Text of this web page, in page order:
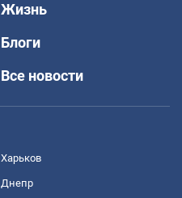
Жизнь
Блоги
Все новости
Харьков
Днепр